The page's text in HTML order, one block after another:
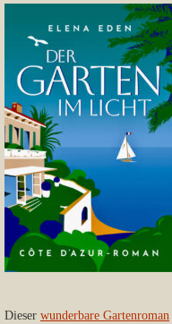
Dieser wunderbare Gartenroman